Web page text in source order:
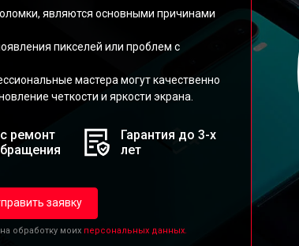
являются основными причинами
пикселей или проблем с
мастера могут качественно
четкости и яркости экрана.
ремонт
Гарантия до 3-х
лет
заявку
обработку моих персональных данных.